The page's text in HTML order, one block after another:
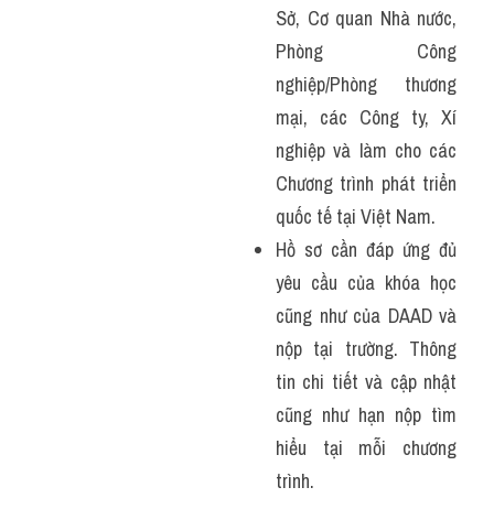
Sở, Cơ quan Nhà nước,
Phòng Công
nghiệp/Phòng thương
mại, các Công ty, Xí
nghiệp và làm cho các
Chương trình phát triển
quốc tế tại Việt Nam.
Hồ sơ cần đáp ứng đủ
yêu cầu của khóa học
cũng như của DAAD và
nộp tại trường. Thông
tin chi tiết và cập nhật
cũng như hạn nộp tìm
hiểu tại mỗi chương
trình.